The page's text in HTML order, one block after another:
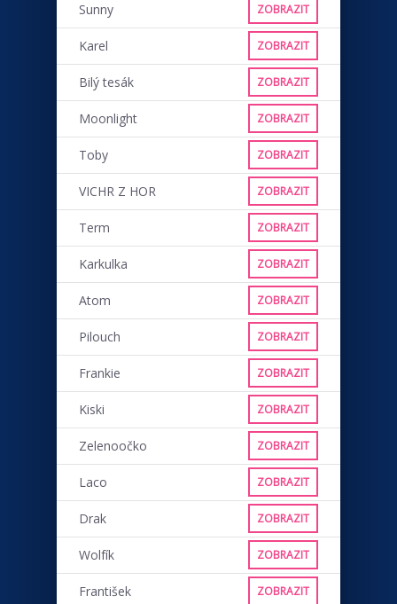
Sunny ZOBRAZIT
Karel ZOBRAZIT
Bilý tesák ZOBRAZIT
Moonlight ZOBRAZIT
Toby ZOBRAZIT
VICHR Z HOR ZOBRAZIT
Term ZOBRAZIT
Karkulka ZOBRAZIT
Atom ZOBRAZIT
Pilouch ZOBRAZIT
Frankie ZOBRAZIT
Kiski ZOBRAZIT
Zelenoočko ZOBRAZIT
Laco ZOBRAZIT
Drak ZOBRAZIT
Wolfík ZOBRAZIT
František ZOBRAZIT